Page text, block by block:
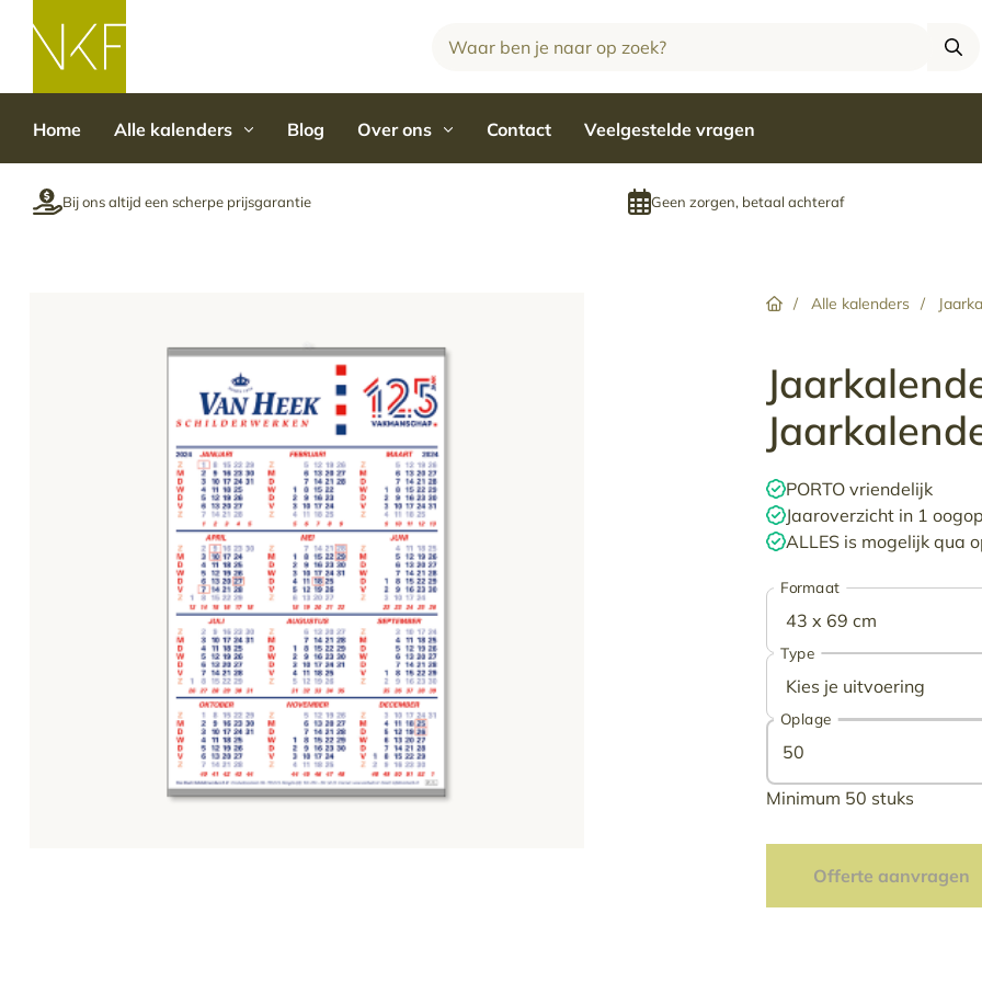
Home Alle kalenders Blog Over ons Contact Veelgestelde vragen
Bij ons altijd een scherpe prijsgarantie Geen zorgen, betaal achteraf
Home/ Alle kalenders /
PORTO vriendelijk
Jaaroverzicht in 1
ALLES is mogelijk qua
Formaat
Type
Oplage
Minimum 50 stuks
Offerte aanvragen